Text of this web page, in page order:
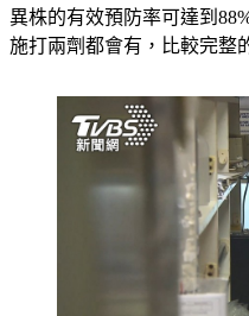
異株的有效預防率可達到
施打兩劑都會有，比較完整